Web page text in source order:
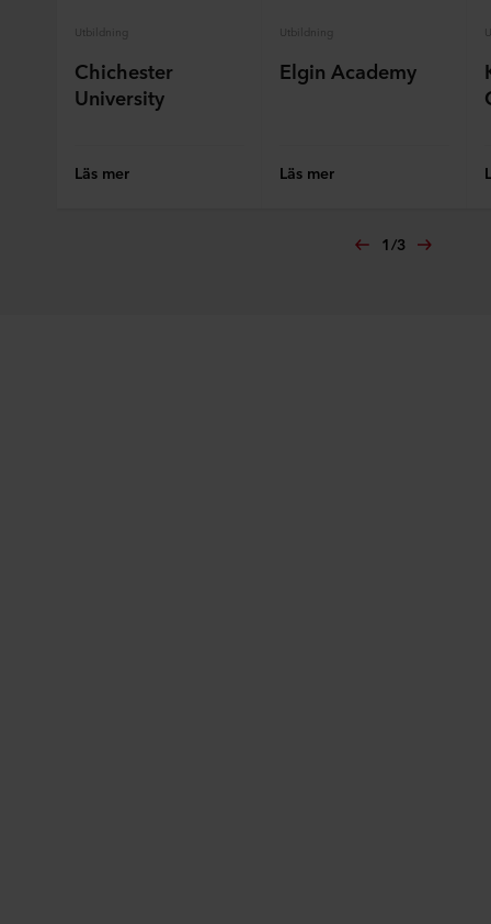
Utbildning
Chichester
University
Läs mer
Utbildning
Elgin Academy
Läs mer
1/3